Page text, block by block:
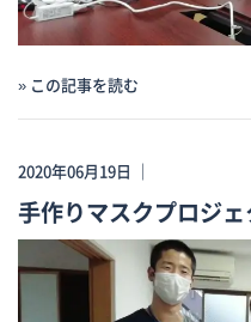
» この記事を読む
2020年06月19日 ｜
手作りマスクプロジェ